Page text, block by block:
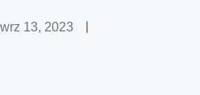
wrz 13, 2023